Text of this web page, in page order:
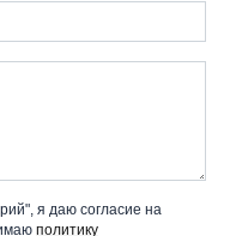
я даю согласие на
политику